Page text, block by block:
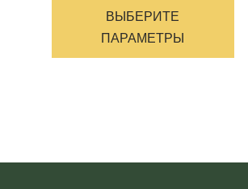
ВЫБЕРИТЕ
ПАРАМЕТРЫ
на